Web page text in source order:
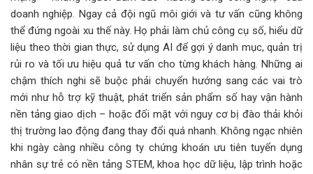
doanh nghiệp. Ngay cả đội ngũ môi giới và tư vấn cũng không
thể đứng ngoài xu thế này. Họ phải làm chủ công cụ số, hiểu dữ
liệu theo thời gian thực, sử dụng AI để gợi ý danh mục, quản trị
rủi ro và tối ưu hiệu quả tư vấn cho từng khách hàng. Những ai
chậm thích nghi sẽ buộc phải chuyển hướng sang các vai trò
mới như hỗ trợ kỹ thuật, phát triển sản phẩm số hay vận hành
nền tảng giao dịch – hoặc đối mặt với nguy cơ bị đào thải khỏi
thị trường lao động đang thay đổi quá nhanh. Không ngạc nhiên
khi ngày càng nhiều công ty chứng khoán ưu tiên tuyển dụng
nhân sự trẻ có nền tảng STEM, khoa học dữ liệu, lập trình hoặc